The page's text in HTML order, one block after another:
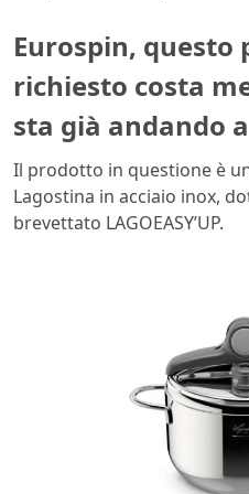
Eurospin, questo
richiesto costa
sta già andando
Il prodotto in questione è
Lagostina in acciaio inox,
brevettato LAGOEASY’UP.